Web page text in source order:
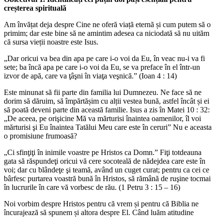
creșterea spirituală
Am învățat deja despre Cine ne oferă viață eternă și cum putem să o
primim; dar este bine să ne amintim adesea ca niciodată să nu uităm
că sursa vieții noastre este Isus.
„Dar oricui va bea din apa pe care i-o voi da Eu, în veac nu-i va fi
sete; ba încă apa pe care i-o voi da Eu, se va preface în el într-un
izvor de apă, care va ţâşni în viaţa veşnică.” (Ioan 4 : 14)
Este minunat să fii parte din familia lui Dumnezeu. Ne face să ne
dorim să dăruim, să împărtășim cu alții vestea bună, astfel încât și ei
să poată deveni parte din această familie. Isus a zis în Matei 10 : 32:
„De aceea, pe orişicine Mă va mărturisi înaintea oamenilor, îl voi
mărturisi şi Eu înaintea Tatălui Meu care este în ceruri” Nu e aceasta
o promisiune frumoasă?
„Ci sfinţiţi în inimile voastre pe Hristos ca Domn.” Fiţi totdeauna
gata să răspundeţi oricui vă cere socoteală de nădejdea care este în
voi; dar cu blândeţe şi teamă, având un cuget curat; pentru ca cei ce
bârfesc purtarea voastră bună în Hristos, să rămână de ruşine tocmai
în lucrurile în care vă vorbesc de rău. (1 Petru 3 : 15 – 16)
Noi vorbim despre Hristos pentru că vrem și pentru că Biblia ne
încurajează să spunem și altora despre El. Când luăm atitudine